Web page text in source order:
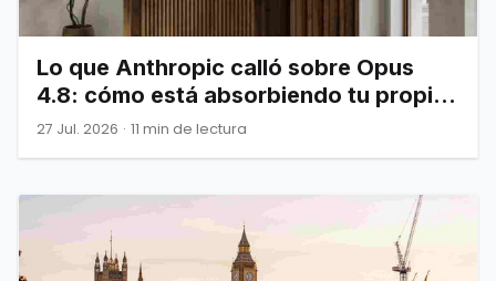
Lo que Anthropic calló sobre Opus
4.8: cómo está absorbiendo tu propia
infraestructura
27 Jul. 2026 · 11 min de lectura